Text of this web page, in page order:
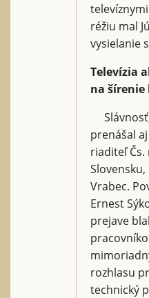
réžiu mal
vysielanie
Televízia
na
prenášal
riaditeľ Čs.
Vrabec.
Ernest
prejave
rozhlasu
technický